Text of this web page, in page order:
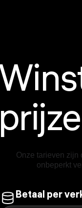
Onze tarieven zijn
onbeperkt
Betaal per